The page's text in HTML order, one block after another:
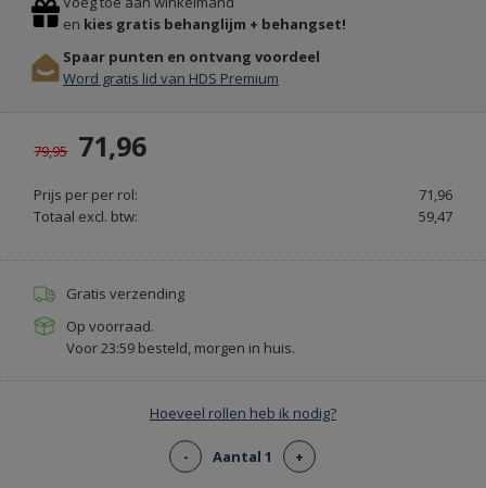
&
GRASTAPIJT
BESTEL
ONLINE
-
ALTIJDGROENER.NL
en kies gratis behanglijm + behangset!
Spaar punten en ontvang voordeel
Word gratis lid van HDS Premium
79,95 71,96
Prijs per per rol:
71,96
Totaal excl. btw:
59,47
Gratis verzending
Op voorraad.
Voor 23:59 besteld, morgen in huis.
Hoeveel rollen heb ik nodig?
- Aantal 1 +